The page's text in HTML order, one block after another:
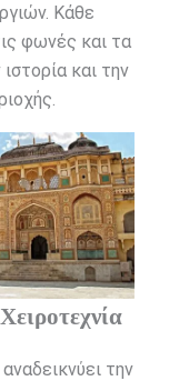
Κάθε
φωνές και τα
και την
την